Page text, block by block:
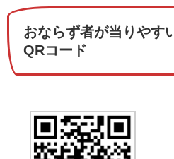
おならず者が当りやす
QRコード